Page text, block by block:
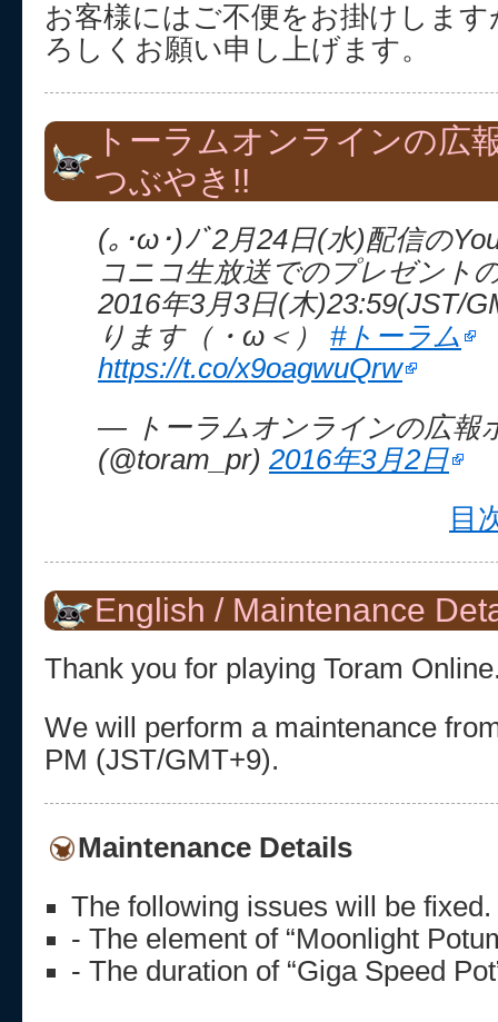
お客様にはご不便をお掛けしま
ろしくお願い申し上げます。
トーラムオンラインの広
つぶやき!!
(｡･ω･)ﾉﾞ2月24日(水)配信の
コニコ生放送でのプレゼント
2016年3月3日(木)23:59(JST/
ります（・ω＜） #トーラム
https://t.co/x9oagwuQrw
— トーラムオンラインの広報
(@toram_pr) 2016年3月2日
目
English / Maintenance
Thank you for playing Toram
We will perform a maintenance
PM (JST/GMT+9).
Maintenance Details
The following issues will be fixed.
- The element of “Moonlight
- The duration of “Giga Speed